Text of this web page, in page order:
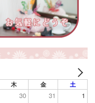
木 金 土
30 31 1